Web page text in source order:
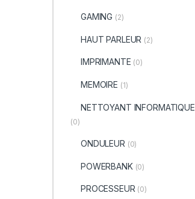
GAMING (2)
HAUT PARLEUR (2)
IMPRIMANTE (0)
MEMOIRE (1)
NETTOYANT INFORMATIQUE
(0)
ONDULEUR (0)
POWERBANK (0)
PROCESSEUR (0)